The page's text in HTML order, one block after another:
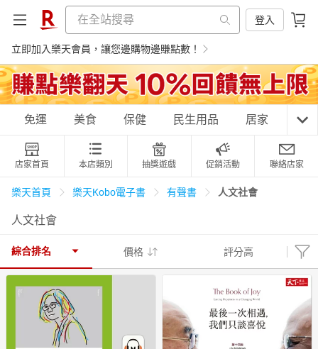
登入
立即加入樂天會員，讓您邊購物邊賺點數！
購物網分類
天天免運 美食蛋糕 養生保健 民生用品
居家生活 3C家電 親子玩具
女裝 化妝保養 情趣用品
免運 美食 保健 民生用品 居家 3C
店家首頁 本店類別 抽獎遊戲 促銷活動 聯絡店家
樂天首頁 樂天Kobo電子書 有聲書 人文社會
人文社會
綜合排名 價格 評分高